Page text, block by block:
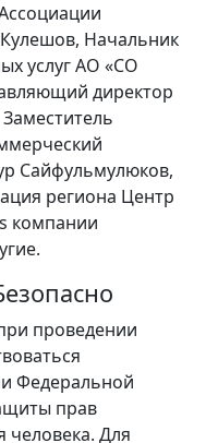
Начальник
услуг АО «СО
директор
Сайфульмулюков,
региона Центр
компании
проведении
Федеральной
прав
человека. Для